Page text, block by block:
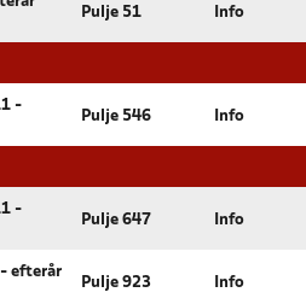
Pulje 51 Info
-
Pulje 546 Info
-
Pulje 647 Info
efterår
Pulje 923 Info